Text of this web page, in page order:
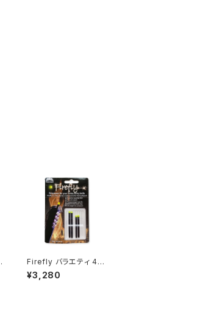
Firefly バラエティ 4本
パック
¥3,280